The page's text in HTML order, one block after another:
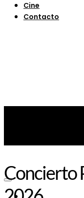
Cine
Contacto
Concierto